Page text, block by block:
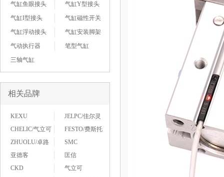
气缸鱼眼接头
气缸Y型接头
气缸I型接头
气缸磁性开关
气缸浮动接头
气缸安装脚架
气动执行器
笔型气缸
三轴气缸
相关品牌
KEXU
JELPC/佳尔灵
CHELIC/气立可
FESTO/费斯托
ZHUOLU/卓路
SMC
亚德客
匡信
CKD
气立可